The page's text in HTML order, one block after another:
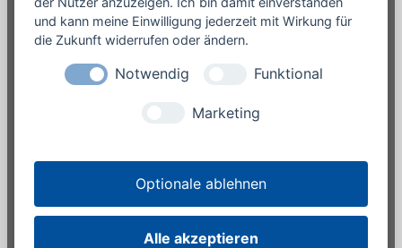
Rechtliches
Impressum
Datenschutzerklärung
Warenkorb
© der mathe – spezialist
und kann meine Einwilligung jederzeit mit Wirkung für
die Zukunft widerrufen oder ändern.
Notwendig Funktional
Marketing
Optionale ablehnen
Alle akzeptieren